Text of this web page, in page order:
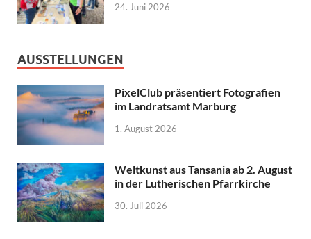
24. Juni 2026
AUSSTELLUNGEN
PixelClub präsentiert Fotografien
im Landratsamt Marburg
1. August 2026
Weltkunst aus Tansania ab 2. August
in der Lutherischen Pfarrkirche
30. Juli 2026